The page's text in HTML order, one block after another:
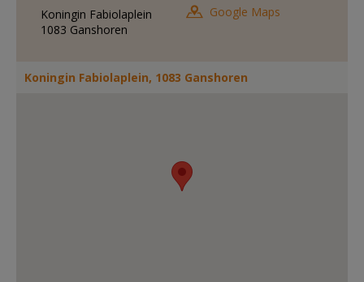
STARTPAGINA PORTAAL
AANMELDEN OF REGISTREREN
Koningin Fabiolaplein
1083 Ganshoren
Google Maps
Koningin Fabiolaplein, 1083 Ganshoren